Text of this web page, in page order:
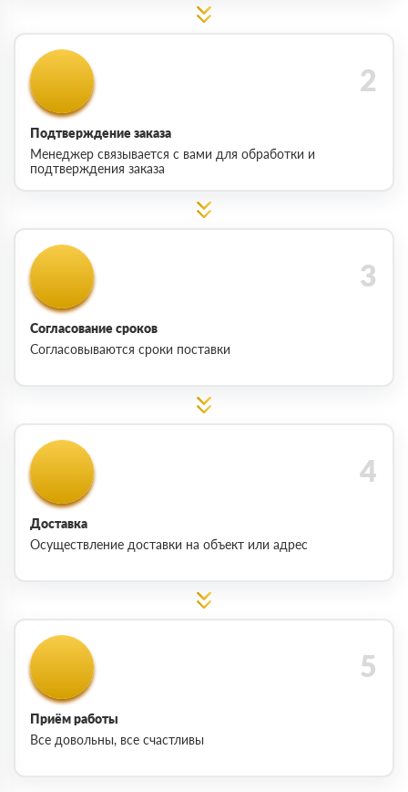
Подтверждение заказа
Менеджер связывается с вами для обработки и
подтверждения заказа
Согласование сроков
Согласовываются сроки поставки
Доставка
Осуществление доставки на объект или адрес
Приём работы
Все довольны, все счастливы